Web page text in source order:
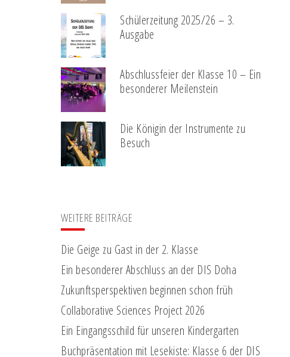
Schülerzeitung 2025/26 – 3.
Ausgabe
Abschlussfeier der Klasse 10 – Ein
besonderer Meilenstein
Die Königin der Instrumente zu
Besuch
WEITERE BEITRÄGE
Die Geige zu Gast in der 2. Klasse
Ein besonderer Abschluss an der DIS Doha
Zukunftsperspektiven beginnen schon früh
Collaborative Sciences Project 2026
Ein Eingangsschild für unseren Kindergarten
Buchpräsentation mit Lesekiste: Klasse 6 der DIS